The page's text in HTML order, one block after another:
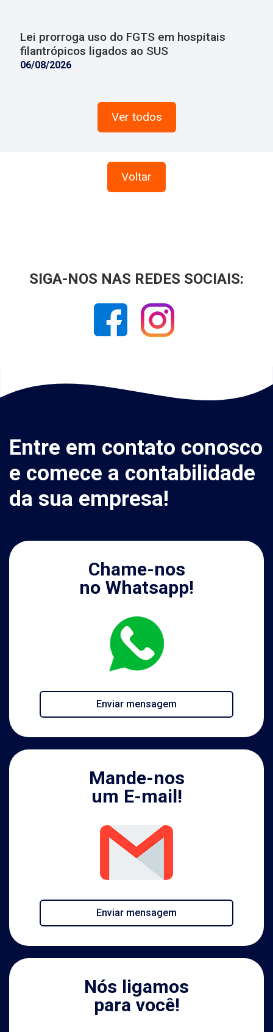
Lei prorroga uso do FGTS em hospitais
filantrópicos ligados ao SUS
06/08/2026
Ver todos
Voltar
SIGA-NOS NAS REDES SOCIAIS:
Entre em contato conosco
e comece a contabilidade
da sua empresa!
Chame-nos
no Whatsapp!
Enviar mensagem
Mande-nos
um E-mail!
Enviar mensagem
Nós ligamos
para você!